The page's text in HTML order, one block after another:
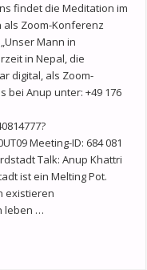
findet die Meditation im
als Zoom-Konferenz
Mann in
in Nepal, die
digital, als Zoom-
bei Anup unter: +49 176
Meeting-ID: 684 081
Talk: Anup Khattri
ist ein Melting Pot.
existieren
leben …